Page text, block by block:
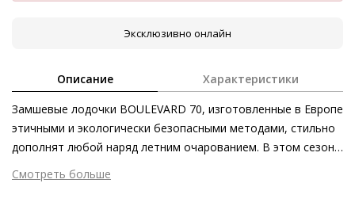
Эксклюзивно онлайн
Описание Характеристики
Замшевые лодочки BOULEVARD 70, изготовленные в Европе
этичными и экологически безопасными методами, стильно
дополнят любой наряд летним очарованием. В этом сезоне
широкая цветовая палитра представляет особенный
интерес – она варьируется от мягких пастельных оттенков
Смотреть больше